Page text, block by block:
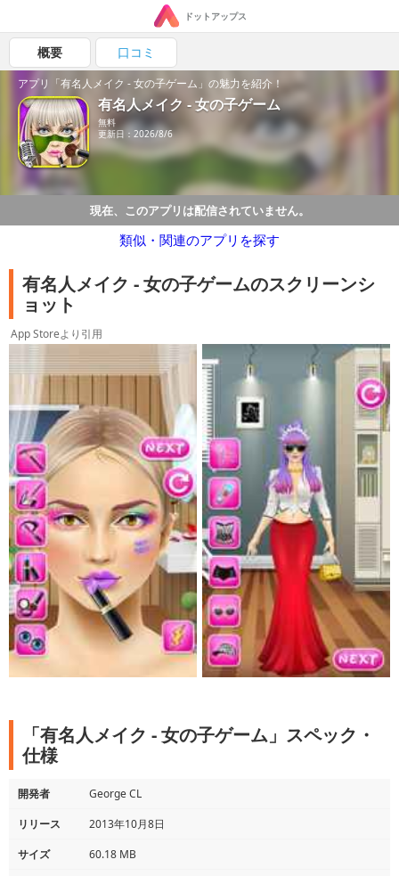
ドットアップス
概要 口コミ
アプリ「有名人メイク - 女の子ゲーム」の魅力を紹介！
有名人メイク - 女の子ゲーム
無料
更新日：2026/8/6
現在、このアプリは配信されていません。
類似・関連のアプリを探す
有名人メイク - 女の子ゲームのスクリーンシ
ョット
App Storeより引用
「有名人メイク - 女の子ゲーム」スペック・
仕様
開発者
George CL
リリース
2013年10月8日
サイズ
60.18 MB